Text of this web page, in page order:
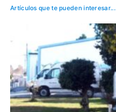
Artículos que te pueden interesar...